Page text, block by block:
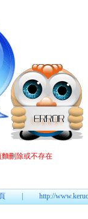
頁麵刪除或不存在
|http://